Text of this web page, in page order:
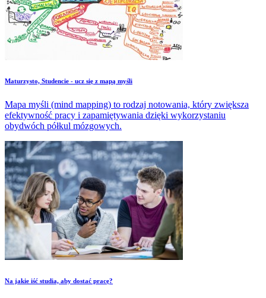
Maturzysto, Studencie - ​ucz się z mapą myśli
Mapa myśli (mind mapping) to rodzaj notowania, który zwiększa
efektywność pracy i zapamiętywania dzięki wykorzystaniu
obydwóch półkul mózgowych.
Na jakie iść studia, aby dostać pracę?